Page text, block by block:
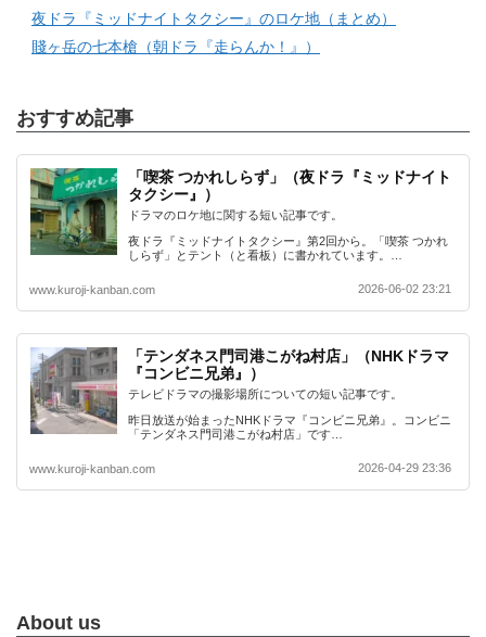
夜ドラ『ミッドナイトタクシー』のロケ地（まとめ）
賤ヶ岳の七本槍（朝ドラ『走らんか！』）
おすすめ記事
「喫茶 つかれしらず」（夜ドラ『ミッドナイト
タクシー』）
ドラマのロケ地に関する短い記事です。
夜ドラ『ミッドナイトタクシー』第2回から。「喫茶 つかれ
しらず」とテント（と看板）に書かれています。…
www.kuroji-kanban.com 2026-06-02 23:21
「テンダネス門司港こがね村店」（NHKドラマ
『コンビニ兄弟』）
テレビドラマの撮影場所についての短い記事です。
昨日放送が始まったNHKドラマ『コンビニ兄弟』。コンビニ
「テンダネス門司港こがね村店」です…
www.kuroji-kanban.com 2026-04-29 23:36
About us